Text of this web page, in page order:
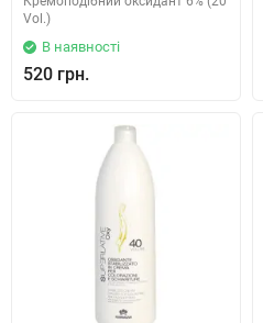
Vol.)
В наявності
520 грн.